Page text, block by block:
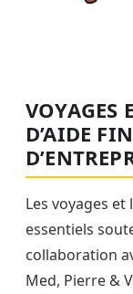
VOYAGES
D’AIDE
Les voyages
essentiels
collaboration
Med, Pierre &